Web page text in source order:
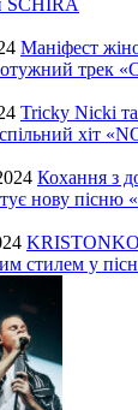
SCHIRA
Маніфест
трек
Tricky Nicki
хіт
Кохання з
нову пісню
KRISTONKO
стилем у